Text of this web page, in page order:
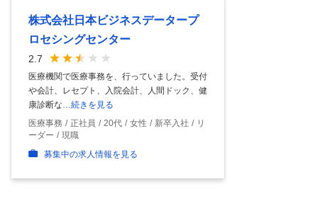
株式会社日本ビジネスデータープ
ロセシングセンター
2.7
医療機関で医療事務を、行っていました。受付
や会計、レセプト、入院会計、人間ドック、健
康診断な…続きを見る
医療事務
正社員 20代 女性 新卒入社
リ
ーダー
現職
募集中の求人情報を見る